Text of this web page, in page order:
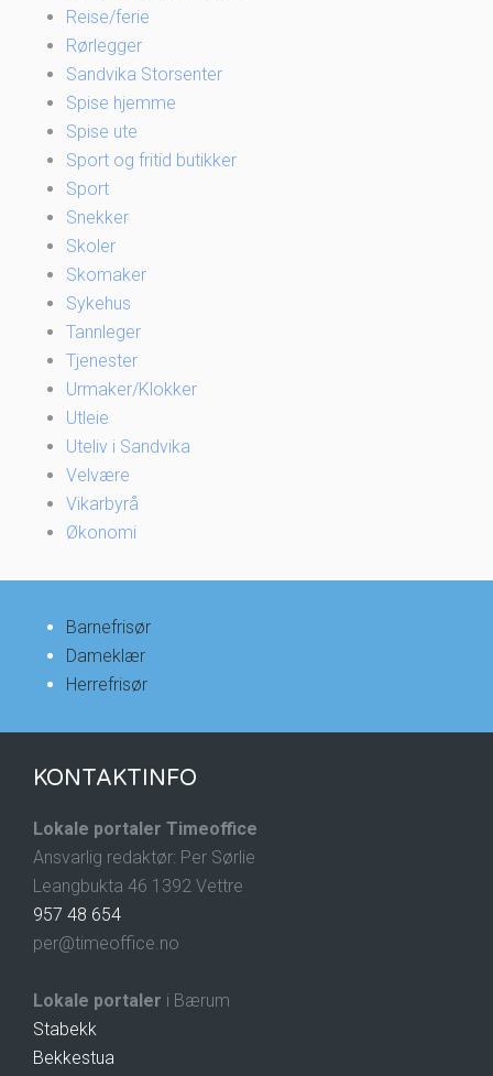
Reise/ferie
Rørlegger
Sandvika Storsenter
Spise hjemme
Spise ute
Sport og fritid butikker
Sport
Snekker
Skoler
Skomaker
Sykehus
Tannleger
Tjenester
Urmaker/Klokker
Utleie
Uteliv i Sandvika
Velvære
Vikarbyrå
Økonomi
Barnefrisør
Dameklær
Herrefrisør
KONTAKTINFO
Lokale portaler Timeoffice
Ansvarlig redaktør: Per Sørlie
Leangbukta 46 1392 Vettre
957 48 654
per@timeoffice.no
Lokale portaler i Bærum
Stabekk
Bekkestua